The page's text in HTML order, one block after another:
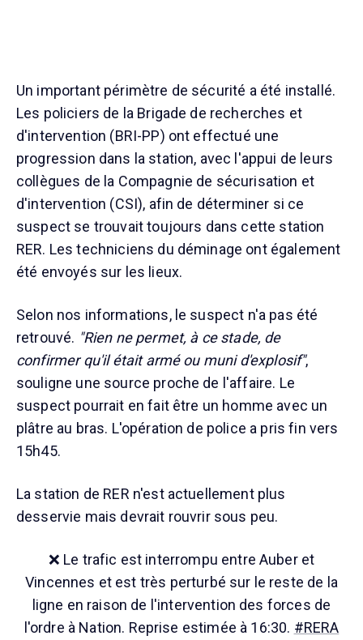
Un important périmètre de sécurité a été installé.
Les policiers de la Brigade de recherches et
d'intervention (BRI-PP) ont effectué une
progression dans la station, avec l'appui de leurs
collègues de la Compagnie de sécurisation et
d'intervention (CSI), afin de déterminer si ce
suspect se trouvait toujours dans cette station
RER. Les techniciens du déminage ont également
été envoyés sur les lieux.
Selon nos informations, le suspect n'a pas été
retrouvé. "Rien ne permet, à ce stade, de
confirmer qu'il était armé ou muni d'explosif",
souligne une source proche de l'affaire. Le
suspect pourrait en fait être un homme avec un
plâtre au bras. L'opération de police a pris fin vers
15h45.
La station de RER n'est actuellement plus
desservie mais devrait rouvrir sous peu.
❌ Le trafic est interrompu entre Auber et
Vincennes et est très perturbé sur le reste de la
ligne en raison de l'intervention des forces de
l'ordre à Nation. Reprise estimée à 16:30. #RERA